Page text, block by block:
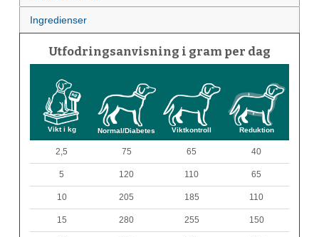
Ingredienser
Utfodringsanvisning i gram per dag
Vikt i kg Normal/Diabetes Viktkontroll Reduktion
2,5 75 65 40
5 120 110 65
10 205 185 110
15 280 255 150